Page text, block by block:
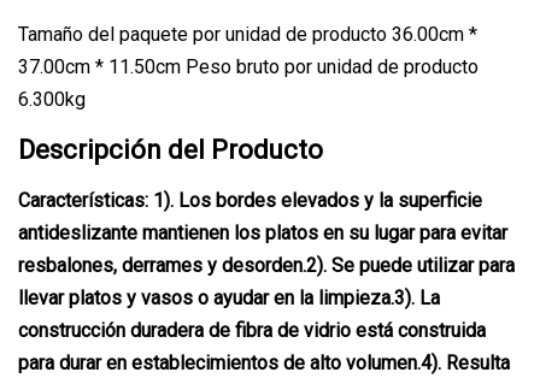
Tamaño del paquete por unidad de producto 36.00cm *
37.00cm * 11.50cm Peso bruto por unidad de producto
6.300kg
Descripción del Producto
Características: 1). Los bordes elevados y la superficie
antideslizante mantienen los platos en su lugar para evitar
resbalones, derrames y desorden.2). Se puede utilizar para
llevar platos y vasos o ayudar en la limpieza.3). La
construcción duradera de fibra de vidrio está construida
para durar en establecimientos de alto volumen.4). Resulta